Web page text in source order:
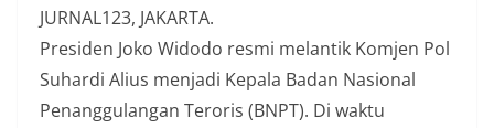
JURNAL123, JAKARTA.
Presiden Joko Widodo resmi melantik Komjen Pol
Suhardi Alius menjadi Kepala Badan Nasional
Penanggulangan Teroris (BNPT). Di waktu